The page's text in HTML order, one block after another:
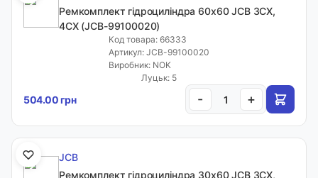
Закладки
Кошик
Статті
Ремкомплект гідроциліндра 60x60 JCB 3CX,
4CX (JCB-99100020)
Код товара: 66333
Артикул: JCB-99100020
Виробник: NOK
Луцьк: 5
504.00 грн - +
JCB
Ремкомплект гідроциліндра 30x60 JCB 3CX,